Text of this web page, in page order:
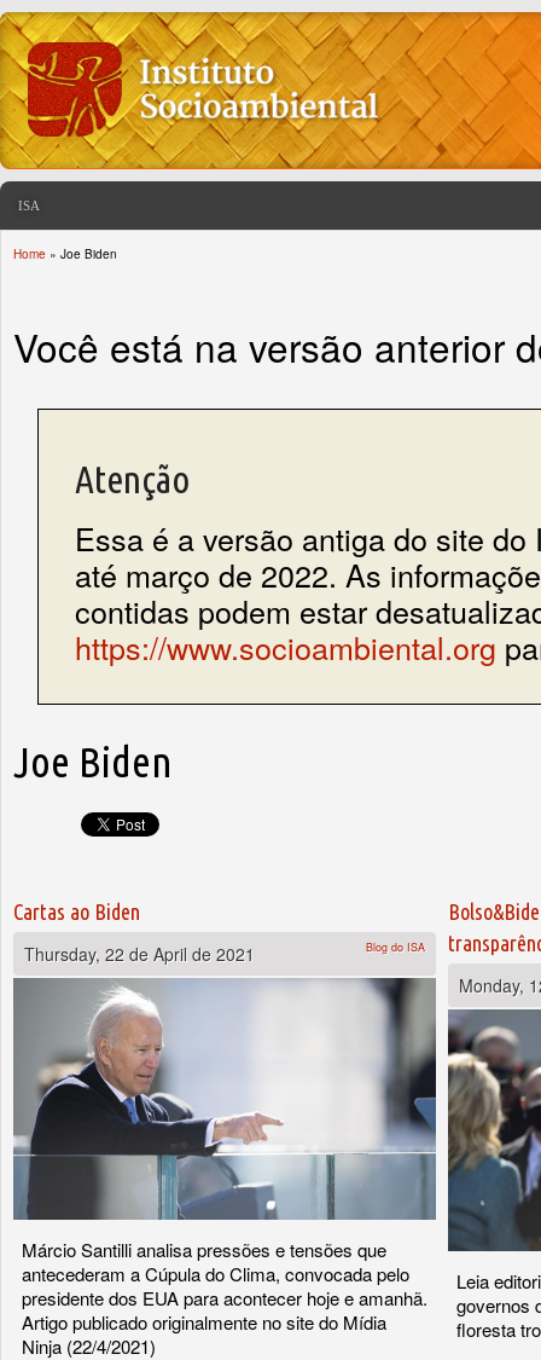
ISA
Home » Joe Biden
Você está na versão anterior
Atenção
Essa é a versão antiga do site do
até março de 2022. As
contidas podem estar
https://www.socioambiental.org
Joe Biden
Cartas ao Biden
Thursday, 22 de April de 2021
Blog do ISA
Márcio Santilli analisa pressões e tensões que
antecederam a Cúpula do Clima, convocada pelo
presidente dos EUA para acontecer hoje e amanhã.
Artigo publicado originalmente no site do Mídia
Ninja (22/4/2021)
Monday,
Leia
governos
floresta